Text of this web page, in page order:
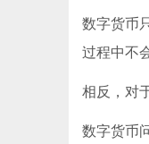
数字货币
过程中不
相反，对
数字货币